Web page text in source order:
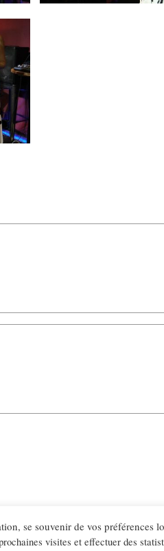
Cookies Politique de
se souvenir de vos préférences
visites et effectuer des